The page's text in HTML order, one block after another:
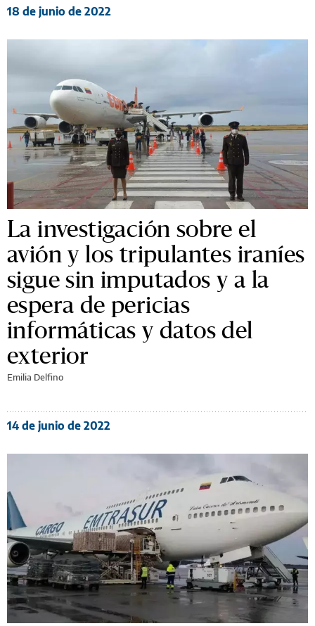
18 de junio de 2022
La investigación sobre el
avión y los tripulantes iraníes
sigue sin imputados y a la
espera de pericias
informáticas y datos del
exterior
Emilia Delfino
14 de junio de 2022